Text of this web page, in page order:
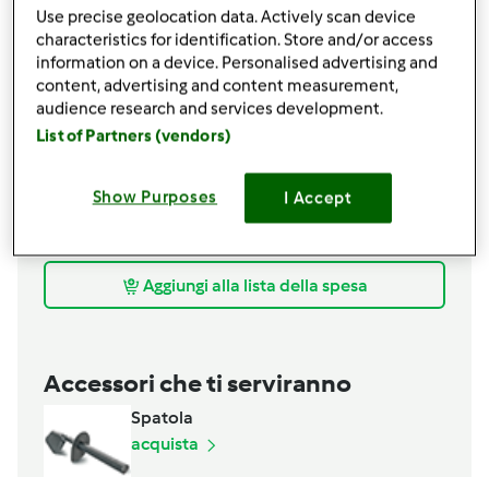
300grdi riso parboiled (il mio cuoce in 12 minuti)
30grdi funghi porcini secchi
150grdi foglie di verza
200grdi petto di pollo intero
30grdi Parmigiano grattugiato
20gr + 40gdi burro
600grdi brodo vegetale bollente
Aggiungi alla lista della spesa
Accessori che ti serviranno
Spatola
acquista
Use precise geolocation data. Actively scan device
characteristics for identification. Store and/or access
information on a device. Personalised advertising and
content, advertising and content measurement,
audience research and services development.
List of Partners (vendors)
Show Purposes I Accept